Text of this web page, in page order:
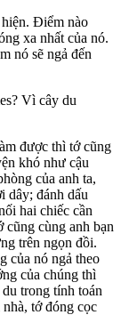
Điểm nào
xa nhất của nó.
nó sẽ ngả đến
Vì cây du
được thì tớ cũng
khó như cậu
của anh ta,
dây; đánh dấu
hai chiếc cần
cũng cùng anh bạn
trên ngọn đồi.
của nó ngả theo
của chúng thì
trong tính toán
tớ đóng cọc